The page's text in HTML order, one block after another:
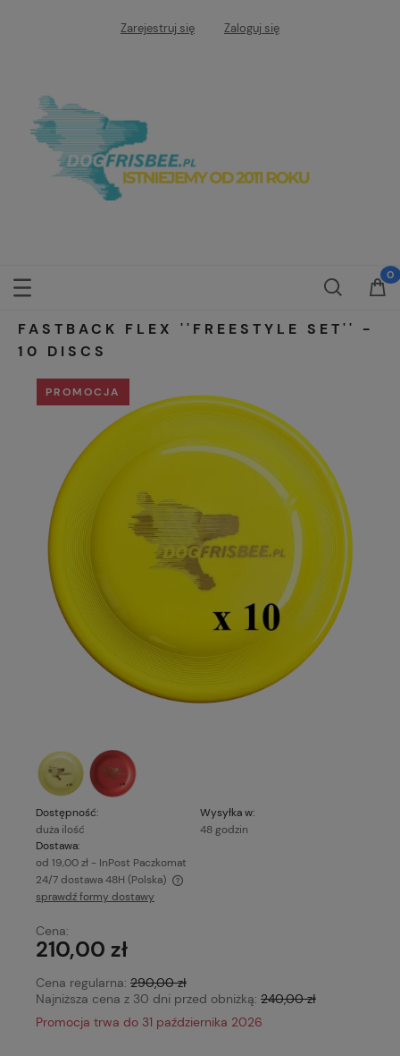
Zarejestruj się Zaloguj się
FASTBACK FLEX ''FREESTYLE SET'' -
10 DISCS
PROMOCJA
Dostępność:
duża ilość
Wysyłka w:
48 godzin
Dostawa:
od 19,00 zł - InPost Paczkomat
24/7 dostawa 48H (Polska)
Cena nie zawiera ewentualnych kosztów płatności
sprawdź formy dostawy
Cena:
210,00 zł
Cena regularna: 290,00 zł
Najniższa cena z 30 dni przed obniżką: 240,00 zł
Promocja trwa do 31 października 2026